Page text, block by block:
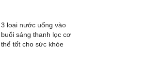
3 loại nước uống vào
buổi sáng thanh lọc cơ
thể tốt cho sức khỏe